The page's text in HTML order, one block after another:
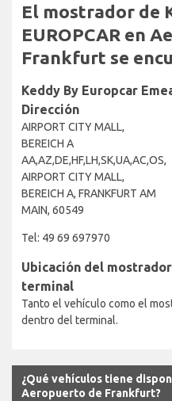
El mostrador de
EUROPCAR en
Frankfurt se
Keddy By Europcar
Dirección
AIRPORT CITY MALL,
BEREICH A
AA,AZ,DE,HF,LH,SK,UA,AC,OS,
AIRPORT CITY MALL,
BEREICH A, FRANKFURT AM
MAIN, 60549
Tel: 49 69 697970
Ubicación del
terminal
Tanto el vehículo como el
dentro del terminal.
¿Qué vehículos tiene
Aeropuerto de Frankfurt?